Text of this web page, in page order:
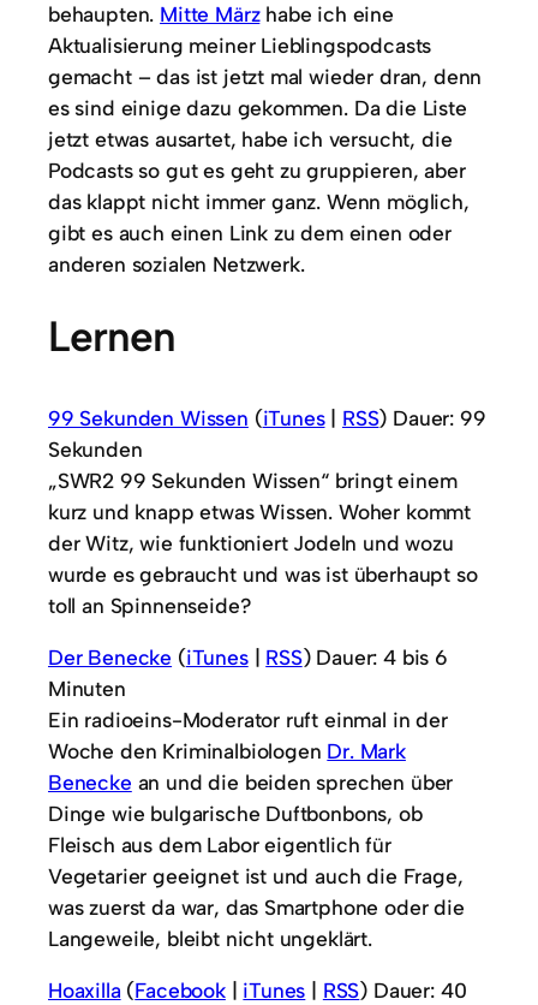
behaupten. Mitte Märzhabe ich eine
Aktualisierung meiner Lieblingspodcasts
gemacht – das ist jetzt mal wieder dran, denn
es sind einige dazu gekommen. Da die Liste
jetzt etwas ausartet, habe ich versucht, die
Podcasts so gut es geht zu gruppieren, aber
das klappt nicht immer ganz. Wenn möglich,
gibt es auch einen Link zu dem einen oder
anderen sozialen Netzwerk.
Lernen
99 Sekunden Wissen (iTunes| RSS) Dauer: 99
Sekunden
„SWR2 99 Sekunden Wissen“ bringt einem
kurz und knapp etwas Wissen. Woher kommt
der Witz, wie funktioniert Jodeln und wozu
wurde es gebraucht und was ist überhaupt so
toll an Spinnenseide?
Der Benecke (iTunes| RSS) Dauer: 4 bis 6
Minuten
Ein radioeins-Moderator ruft einmal in der
Woche den Kriminalbiologen Dr. Mark
Benecke an und die beiden sprechen über
Dinge wie bulgarische Duftbonbons, ob
Fleisch aus dem Labor eigentlich für
Vegetarier geeignet ist und auch die Frage,
was zuerst da war, das Smartphone oder die
Langeweile, bleibt nicht ungeklärt.
Hoaxilla (Facebook| iTunes RSS) Dauer: 40